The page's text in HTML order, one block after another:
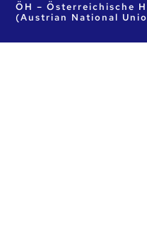
ÖH – Österreichische
(Austrian National